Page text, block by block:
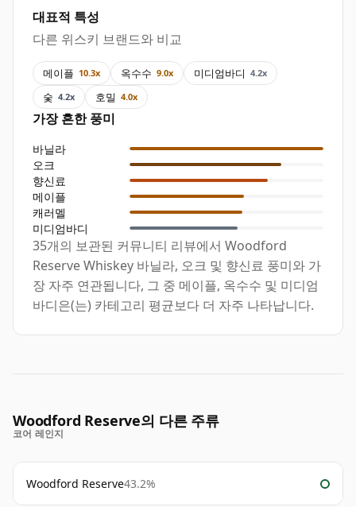
대표적 특성
다른 위스키 브랜드와 비교
메이플 10.3x 옥수수 9.0x 미디엄바디 4.2x
숯 4.2x 호밀 4.0x
가장 흔한 풍미
바닐라
오크
향신료
메이플
캐러멜
미디엄바디
35개의 보관된 커뮤니티 리뷰에서 Woodford
Reserve Whiskey 바닐라, 오크 및 향신료 풍미와 가
장 자주 연관됩니다, 그 중 메이플, 옥수수 및 미디엄
바디은(는) 카테고리 평균보다 더 자주 나타납니다.
Woodford Reserve의 다른 주류
코어 레인지
Woodford Reserve43.2%